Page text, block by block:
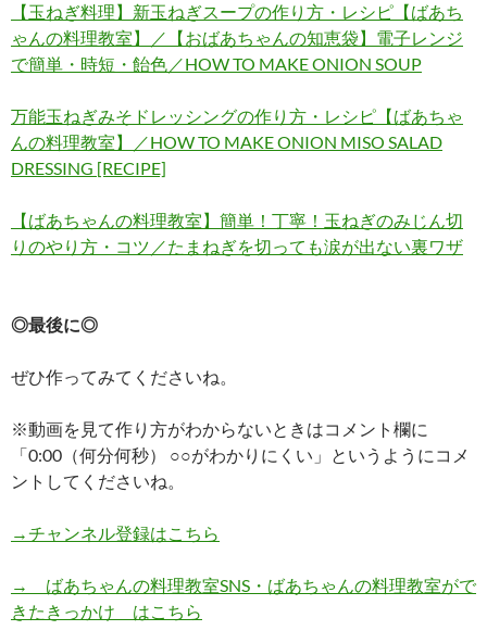
【玉ねぎ料理】新玉ねぎスープの作り方・レシピ【ばあち
ゃんの料理教室】／【おばあちゃんの知恵袋】電子レンジ
で簡単・時短・飴色／HOW TO MAKE ONION SOUP
万能玉ねぎみそドレッシングの作り方・レシピ【ばあちゃ
んの料理教室】／HOW TO MAKE ONION MISO SALAD
DRESSING [RECIPE]
【ばあちゃんの料理教室】簡単！丁寧！玉ねぎのみじん切
りのやり方・コツ／たまねぎを切っても涙が出ない裏ワザ
◎最後に◎
ぜひ作ってみてくださいね。
※動画を見て作り方がわからないときはコメント欄に
「0:00（何分何秒） ○○がわかりにくい」というようにコメ
ントしてくださいね。
→チャンネル登録はこちら
→ ばあちゃんの料理教室SNS・ばあちゃんの料理教室がで
きたきっかけ はこちら